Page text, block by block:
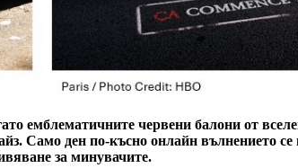
емблематичните червени балони от
Само ден по-късно онлайн вълнението
за минувачите.